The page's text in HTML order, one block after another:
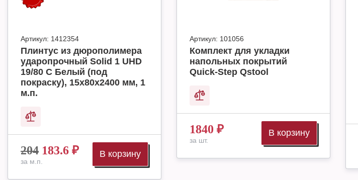
Артикул: 1412354
Плинтус из дюрополимера
ударопрочный Solid 1 UHD
19/80 C Белый (под
покраску), 15х80х2400 мм, 1
м.п.
204 183.6 ₽
за м.п.
В корзину
Артикул: 101056
Комплект для укладки
напольных покрытий
Quick-Step Qstool
1840 ₽
за шт.
В корзину